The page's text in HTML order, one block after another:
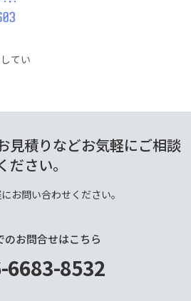
てい
見積りなどお気軽にご相談
ださい。
お問い合わせください。
のお問合せはこちら
6683-8532